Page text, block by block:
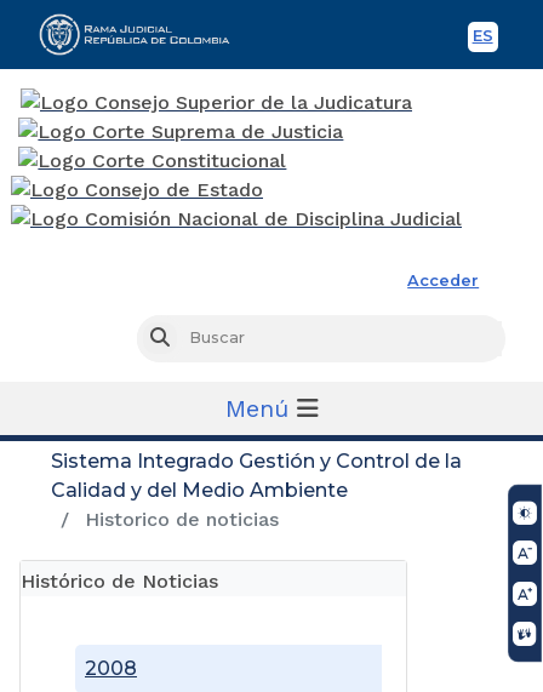
ES
Acceder
Buscar
Menú
Sistema Integrado Gestión y Control de la
Calidad y del Medio Ambiente
Historico de noticias
Histórico de Noticias
2008